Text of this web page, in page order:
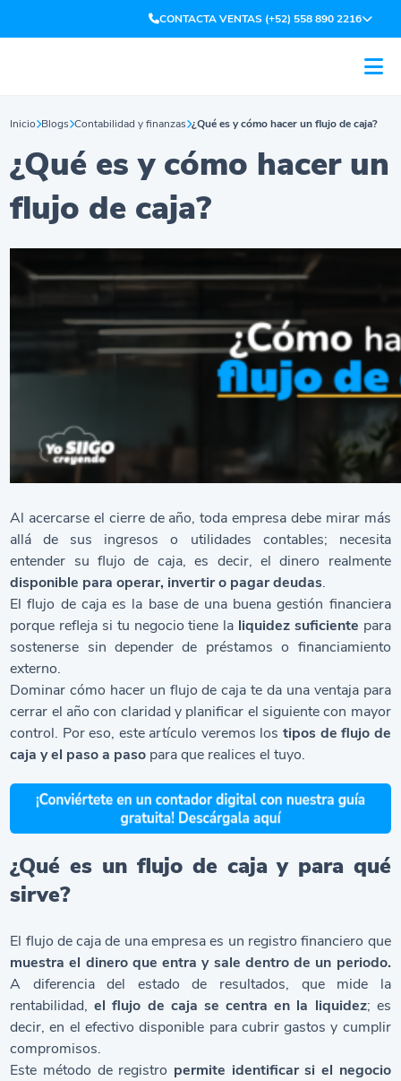
CONTACTA VENTAS (+52) 558 890 2216
Inicio Blogs Contabilidad y finanzas ¿Qué es y cómo hacer un flujo de caja?
¿Qué es y cómo hacer un
flujo de caja?
Al acercarse el cierre de año, toda empresa debe mirar más
allá de sus ingresos o utilidades contables; necesita
entender su flujo de caja, es decir, el dinero realmente
disponible para operar, invertir o pagar deudas.
El flujo de caja es la base de una buena gestión financiera
porque refleja si tu negocio tiene la liquidez suficiente para
sostenerse sin depender de préstamos o financiamiento
externo.
Dominar cómo hacer un flujo de caja te da una ventaja para
cerrar el año con claridad y planificar el siguiente con mayor
control. Por eso, este artículo veremos lostipos de flujo de
caja y el paso a paso para que realices el tuyo.
¿Qué es un flujo de caja y para qué
sirve?
El flujo de caja de una empresa es un registro financiero que
muestra el dinero que entra y sale dentro de un periodo.
A diferencia del estado de resultados, que mide la
rentabilidad,el flujo de caja se centra en la liquidez; es
decir, en el efectivo disponible para cubrir gastos y cumplir
compromisos.
Este método de registro permite identificar si el negocio